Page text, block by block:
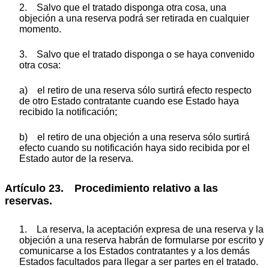
2. Salvo que el tratado disponga otra cosa, una
objeción a una reserva podrá ser retirada en cualquier
momento.
3. Salvo que el tratado disponga o se haya convenido
otra cosa:
a) el retiro de una reserva sólo surtirá efecto respecto
de otro Estado contratante cuando ese Estado haya
recibido la notificación;
b) el retiro de una objeción a una reserva sólo surtirá
efecto cuando su notificación haya sido recibida por el
Estado autor de la reserva.
Artículo 23. Procedimiento relativo a las
reservas.
1. La reserva, la aceptación expresa de una reserva y la
objeción a una reserva habrán de formularse por escrito y
comunicarse a los Estados contratantes y a los demás
Estados facultados para llegar a ser partes en el tratado.